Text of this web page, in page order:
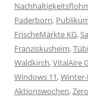
Paderborn,
FrischeMärkte KG,
Franziskusheim,
Waldkirch,VitalAire
Windows 11,
Aktionswochen,